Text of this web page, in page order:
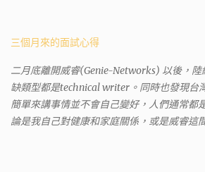
市板橋地政事務所 )去取得。不過實際到了現
件的租客。 在這過程中我覺得很像行走於沙
綠洲受到指引要繼續往某個方向才能脫離沙
的時候，會覺得這社會真的很黑暗，到處都
意伸出援手。行政人員對於社會上充滿詐騙
——1分 6.希望戀人的姓氏： a.大眾化——1分
活動喜歡參加： a.整場籃球比賽——1分 b.
式的舞會——4分 d.猜謎或搶答——2分 8.橡
橡皮——1分 立可白——0分 9.喜歡下列哪一
——1分 b.金加銀——2分 c.粉加白——4分 d.
三個月來的面試心得
二月底離開威睿(Genie-Networks) 以後，
缺類型都是technical writer。同時也發現台
簡單來講事情並不會自己變好，人們通常都
論是我自己對健康和家庭關係，或是威睿這